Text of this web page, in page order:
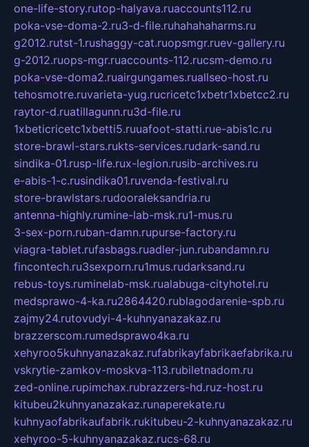
one-life-story.rutop-halyava.ruaccounts112.ru
poka-vse-doma-2.ru3-d-file.ruhahahaharms.ru
g2012.rutst-1.rushaggy-cat.ruopsmgr.ruev-gallery.ru
g-2012.ruops-mgr.ruaccounts-112.rucsm-demo.ru
poka-vse-doma2.ruairgungames.ruallseo-host.ru
tehosmotre.ruvarieta-yug.rucricetc1xbetr1xbetcc2.ru
raytor-d.ruatillagunn.ru3d-file.ru
1xbeticricetc1xbetti5.ruuafoot-statti.rue-abis1c.ru
store-brawl-stars.rukts-services.rudark-sand.ru
sindika-01.rusp-life.rux-legion.rusib-archives.ru
e-abis-1-c.rusindika01.ruvenda-festival.ru
store-brawlstars.rudooraleksandria.ru
antenna-highly.rumine-lab-msk.ru1-mus.ru
3-sex-porn.ruban-damn.rupurse-factory.ru
viagra-tablet.rufasbags.ruadler-jun.rubandamn.ru
fincontech.ru3sexporn.ru1mus.rudarksand.ru
rebus-toys.ruminelab-msk.rualabuga-cityhotel.ru
medsprawo-4-ka.ru2864420.rublagodarenie-spb.ru
zajmy24.rutovudyi-4-kuhnyanazakaz.ru
brazzerscom.rumedsprawo4ka.ru
xehyroo5kuhnyanazakaz.rufabrikayfabrikaefabrika.ru
vskrytie-zamkov-moskva-113.rubiletnadom.ru
zed-online.rupimchax.rubrazzers-hd.ruz-host.ru
kitubeu2kuhnyanazakaz.runaperekate.ru
kuhnyaofabrikaufabrik.rukitubeu-2-kuhnyanazakaz.ru
xehyroo-5-kuhnyanazakaz.rucs-68.ru